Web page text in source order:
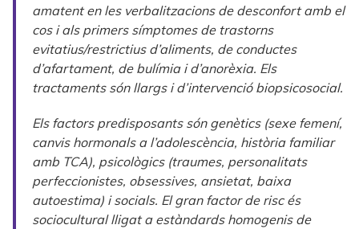
amatent en les verbalitzacions de desconfort amb el
cos i als primers símptomes de trastorns
evitatius/restrictius d’aliments, de conductes
d’afartament, de bulímia i d’anorèxia. Els
tractaments són llargs i d’intervenció biopsicosocial.
Els factors predisposants són genètics (sexe femení,
canvis hormonals a l’adolescència, història familiar
amb TCA), psicològics (traumes, personalitats
perfeccionistes, obsessives, ansietat, baixa
autoestima) i socials. El gran factor de risc és
sociocultural lligat a estàndards homogenis de